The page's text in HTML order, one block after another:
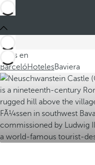
Estás en
BarcelóHotelesBaviera